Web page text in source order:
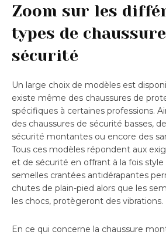
Zoom sur les
types de
sécurité
Un large choix de modèles est
existe même des chaussures de
spécifiques à certaines professions.
des chaussures de sécurité basses,
sécurité montantes ou encore des
Tous ces modèles répondent aux
et de sécurité en offrant à la fois
semelles crantées antidérapantes
chutes de plain-pied alors que les
les chocs, protègeront des vibrations.
En ce qui concerne la chaussure